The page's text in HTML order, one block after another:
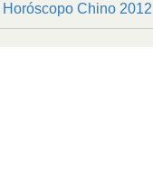
Horóscopo Chino 2012